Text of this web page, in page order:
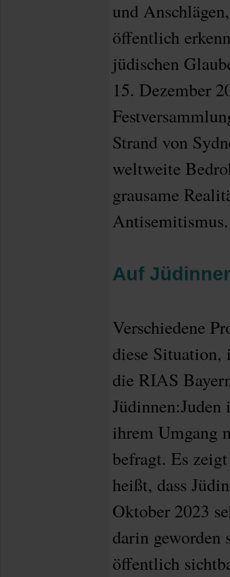
und
öffentlich
jüdischen
15. Dezember
Strand von
weltweite
grausame
Antisemitismus.
Auf
Verschiedene
diese Situation,
die RIAS
ihrem Umgang
befragt. Es
heißt, dass
Oktober 2023
darin
öffentlich